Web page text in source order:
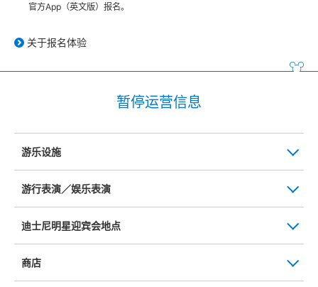
官方App（英文版）报名。
关于报名体验
暂停运营信息
游乐设施
游行表演／娱乐表演
迪士尼明星迎宾会地点
商店